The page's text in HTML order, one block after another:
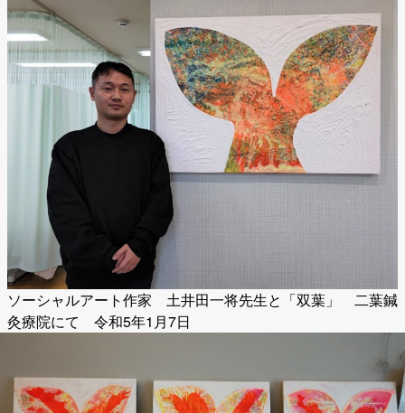
ソーシャルアート作家 土井田一将先生と「双葉」 二葉鍼
灸療院にて 令和5年1月7日